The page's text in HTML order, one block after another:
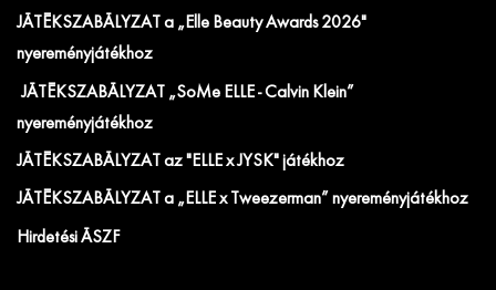
JÁTÉKSZABÁLYZAT a „Elle Beauty Awards 2026"
nyereményjátékhoz
JÁTÉKSZABÁLYZAT „SoMe ELLE - Calvin Klein”
nyereményjátékhoz
JÁTÉKSZABÁLYZAT az "ELLE x JYSK" játékhoz
JÁTÉKSZABÁLYZAT a „ELLE x Tweezerman” nyereményjátékhoz
Hirdetési ÁSZF